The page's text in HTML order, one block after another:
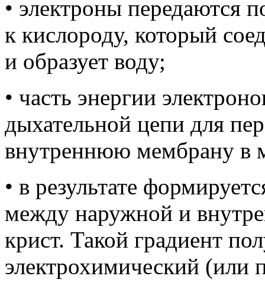
• электроны передаются
к кислороду, который
и образует воду;
• часть энергии
дыхательной цепи для
внутреннюю мембрану в
• в результате
между наружной и
крист. Такой градиент
электрохимический (или